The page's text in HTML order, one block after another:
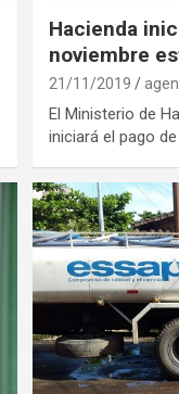
Hacienda
noviembre
21/11/2019
El Ministerio de
iniciará el pago